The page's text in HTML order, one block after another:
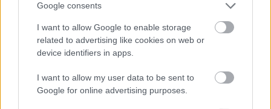
Google consents
I want to allow Google to enable storage
related to advertising like cookies on web or
device identifiers in apps.
I want to allow my user data to be sent to
Google for online advertising purposes.